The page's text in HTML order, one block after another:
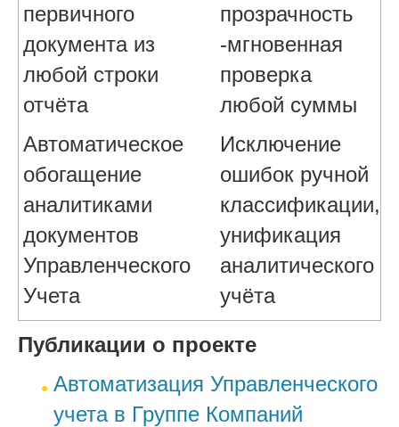
первичного
документа из
любой строки
отчёта
прозрачность
-мгновенная
проверка
любой суммы
Автоматическое
обогащение
аналитиками
документов
Управленческого
Учета
Исключение
ошибок ручной
классификации,
унификация
аналитического
учёта
Публикации о проекте
Автоматизация Управленческого
учета в Группе Компаний